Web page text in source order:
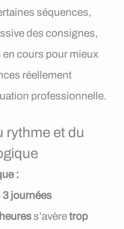
séquences,
des consignes,
en cours pour mieux
réellement
professionnelle.
rythme et du
:
3 journées
s’avèretrop